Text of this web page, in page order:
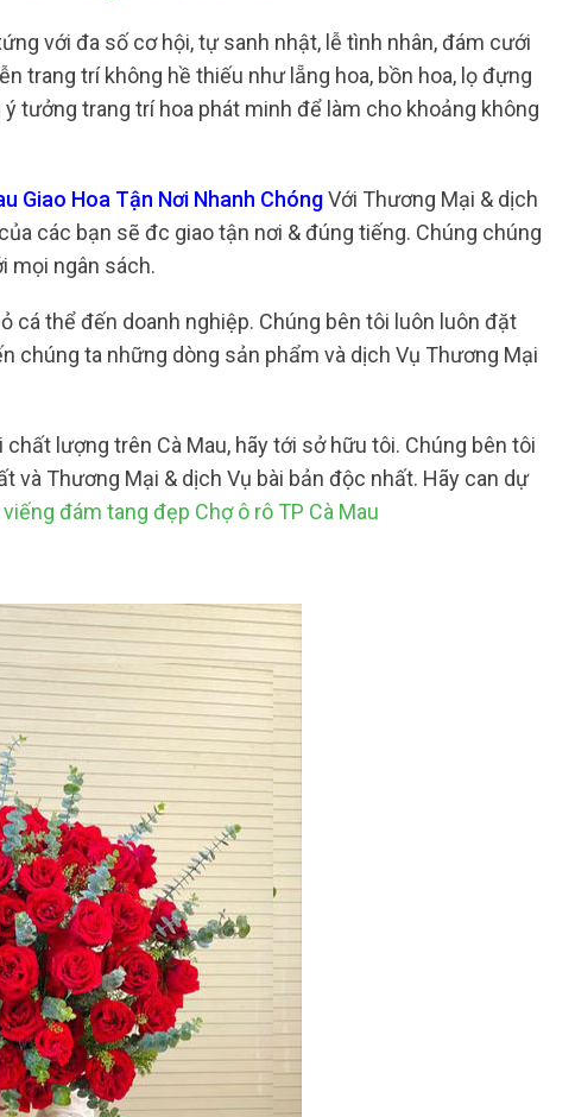
với đa số cơ hội, tự sanh nhật, lễ tình nhân, đám cưới
trang trí không hề thiếu như lẵng hoa, bồn hoa, lọ đựng
tưởng trang trí hoa phát minh để làm cho khoảng không
Giao Hoa Tận Nơi Nhanh ChóngVới Thương Mại & dịch
các bạn sẽ đc giao tận nơi & đúng tiếng. Chúng chúng
mọi ngân sách.
cá thể đến doanh nghiệp. Chúng bên tôi luôn luôn đặt
chúng ta những dòng sản phẩm và dịch Vụ Thương Mại
lượng trên Cà Mau, hãy tới sở hữu tôi. Chúng bên tôi
Thương Mại & dịch Vụ bài bản độc nhất. Hãy can dự
viếng đám tang đẹp Chợ ô rô TP Cà Mau